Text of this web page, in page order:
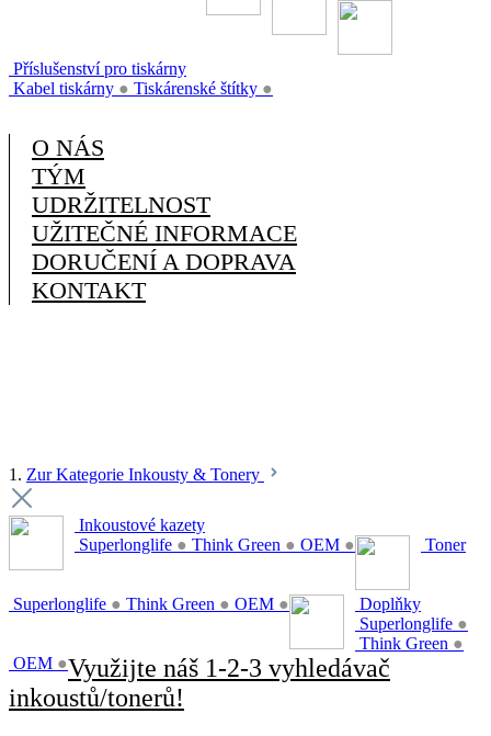
Příslušenství pro tiskárny
Kabel tiskárny ● Tiskárenské štítky ●
O NÁS
TÝM
UDRŽITELNOST
UŽITEČNÉ INFORMACE
DORUČENÍ A DOPRAVA
KONTAKT
1. Zur Kategorie Inkousty & Tonery
Inkoustové kazety
Superlonglife ● Think Green ● OEM ● Toner
Superlonglife ● Think Green ● OEM ●
Doplňky
Superlonglife ●
Think Green ●
OEM ●Využijte náš 1-2-3 vyhledávač
inkoustů/tonerů!